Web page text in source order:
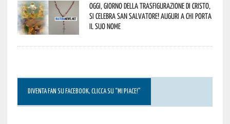
Oggi, giorno della Trasfigurazione di Cristo,
si celebra San Salvatore! Auguri a chi porta
il suo nome
DIVENTA FAN SU FACEBOOK, CLICCA SU “MI PIACE!”